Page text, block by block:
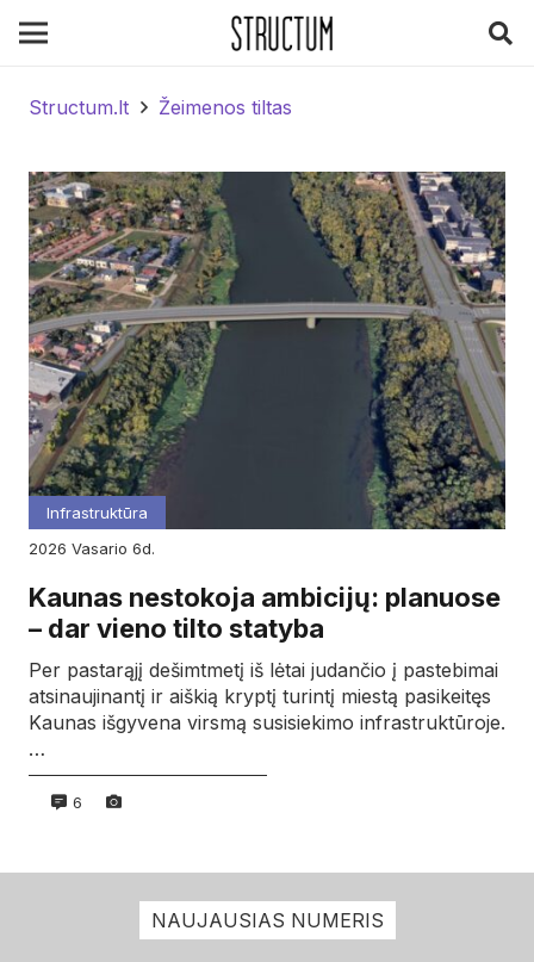
Structum.lt Žeimenos tiltas
Infrastruktūra
2026
vasario 6d.
Kaunas nestokoja ambicijų: planuose
– dar vieno tilto statyba
Per pastarąjį dešimtmetį iš lėtai judančio į pastebimai
atsinaujinantį ir aiškią kryptį turintį miestą pasikeitęs
Kaunas išgyvena virsmą susisiekimo infrastruktūroje.
…
6
NAUJAUSIAS NUMERIS